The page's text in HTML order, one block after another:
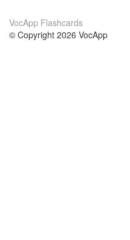
VocApp Flashcards
© Copyright 2026 VocApp